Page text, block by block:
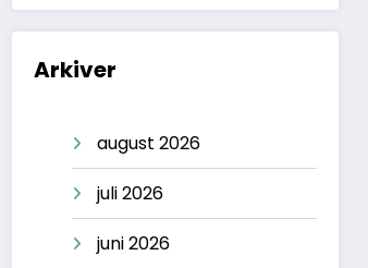
Arkiver
august 2026
juli 2026
juni 2026